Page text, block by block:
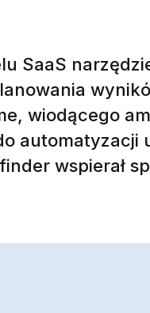
SaaS
wiodącego
automatyzacji
wspierał